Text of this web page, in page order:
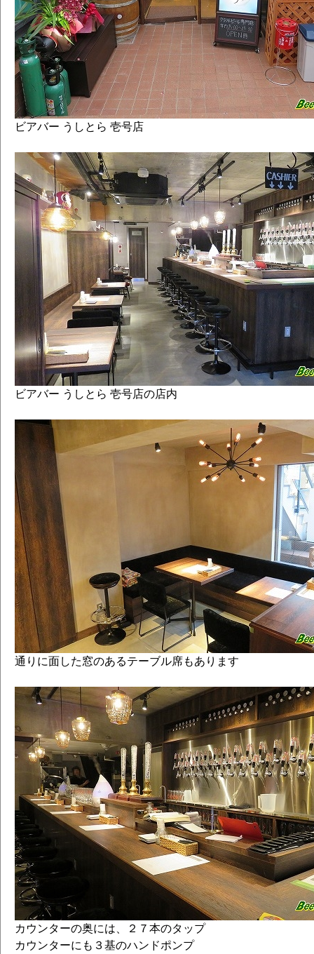
ール）
#058 リラックスタイム珈琲スタウト
#059 オレンジいれちゃいました
#060 Dear Sterling
#061 なんちゃってウィット
#062 ハーフステップ･ペールエール （
#063 風神 ▼
#064 雷神 ▼
#066 プチ･インパクト ▼
#067 雷神 ▼
#068 月読みのセゾン （セゾン） ▼
#068 プチ･インパクト ▼
#069 はとぽっぽエール ▼
#070 ファースト･インパクト ▼
#071 セッションはとぽっぽ
#072 マシマシの黒'16 ～春～
#073 風神 ▼
#074 Big Thanks 10th Anniversary Lager
#076 モザイクだらけのダブルＩＰＡ （
ルエール）
#078 京都事変[京都醸造コラボ]
#079 おかげさまセッションＩＰＡ （セ
ールエール）
#081 真面目なヴァイツェン （ヴァイ
#082 はとぽっぽエール
#083 THE PALE composed by KAORI
#084 サワー･オブ･ラブ ～夏みかんゴー
#088 サワー･オブ･ラブ ～ホッピー･ゴー
#089 Hello, Goodbye
#090 Freaky Fruits IPA
#091 ハブ･ア･ブレイク･コーヒー･ポータ
#092 雷神 ▼
#093 さらりとしたアンバー
#094 ワン･パイント･マインド･ダブル
ア ペールエール）
#095 花束いれちゃいました
#097 爽健ビター
#098 エクスペリメンタルＩＰＡ その２
#099 はとぽっぽエール ▼
#100 Lemonticが止まらない
#100 ７７７レモン
#101 スカイロケット･セッションＩＰ
ア ペールエール）
#102 澪引きのウィート ＩＰＡ
#103 農夫の飲み物
#104 ハーフステップ･ペールエール （
#105 ホップマン6 ～ピッカピ･ゴールデ
#106 爽涼セゾン
※#106 ワンパイント
#107 サワー･オブ･ラブ ～ニライカナ
#108 風神 ▼
#109 うっ！梅ぇ～！［by Saison］
ビアバー うしとら 壱号店
ビアバー うしとら 壱号店の店内
通りに面した窓のあるテーブル席もあります
カウンターの奥には、２７本のタップ
カウンターにも３基のハンドポンプ